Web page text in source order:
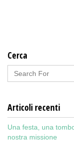
Cerca
Articoli recenti
Una festa, una
nostra missione